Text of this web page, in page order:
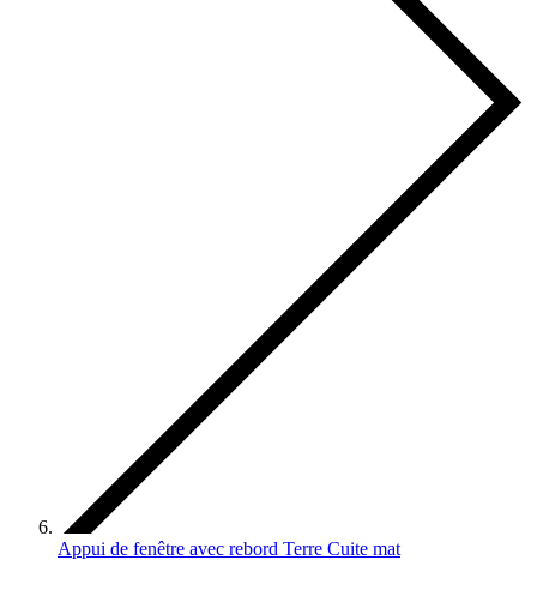
Appui de fenêtre avec rebord Terre Cuite mat